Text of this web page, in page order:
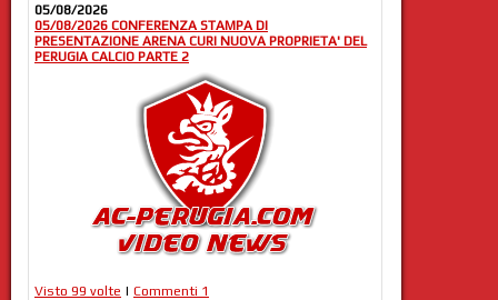
05/08/2026
05/08/2026 CONFERENZA STAMPA DI
PRESENTAZIONE ARENA CURI NUOVA PROPRIETA' DEL
PERUGIA CALCIO PARTE 2
Visto 99 volte | Commenti 1